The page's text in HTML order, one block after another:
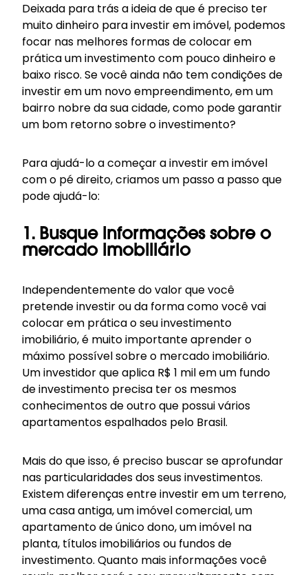
Deixada para trás a ideia de que é preciso ter
muito dinheiro para investir em imóvel, podemos
focar nas melhores formas de colocar em
prática um investimento com pouco dinheiro e
baixo risco. Se você ainda não tem condições de
investir em um novo empreendimento, em um
bairro nobre da sua cidade, como pode garantir
um bom retorno sobre o investimento?
Para ajudá-lo a começar a investir em imóvel
com o pé direito, criamos um passo a passo que
pode ajudá-lo:
1. Busque informações sobre o
mercado imobiliário
Independentemente do valor que você
pretende investir ou da forma como você vai
colocar em prática o seu investimento
imobiliário, é muito importante aprender o
máximo possível sobre o mercado imobiliário.
Um investidor que aplica R$ 1 mil em um fundo
de investimento precisa ter os mesmos
conhecimentos de outro que possui vários
apartamentos espalhados pelo Brasil.
Mais do que isso, é preciso buscar se aprofundar
nas particularidades dos seus investimentos.
Existem diferenças entre investir em um terreno,
uma casa antiga, um imóvel comercial, um
apartamento de único dono, um imóvel na
planta, títulos imobiliários ou fundos de
investimento. Quanto mais informações você